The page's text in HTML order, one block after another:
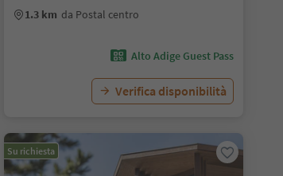
1.3 km da Postal centro
Alto Adige Guest Pass
Verifica disponibilità
Su richiesta